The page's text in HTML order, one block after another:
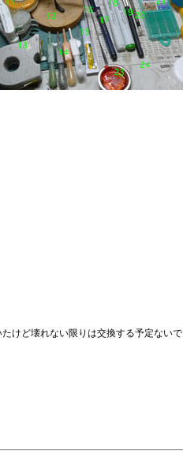
けど壊れない限りは交換する予定ないで